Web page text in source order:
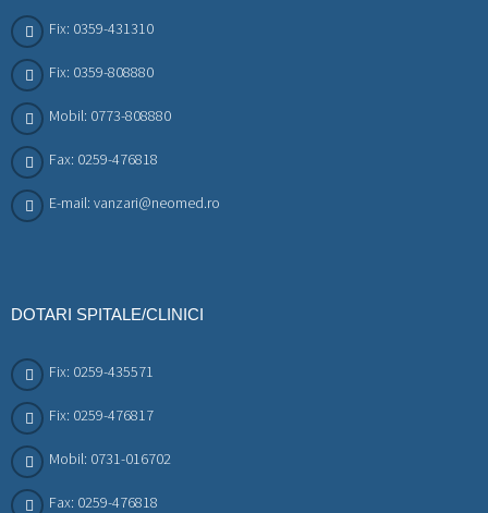
Fix: 0359-431310
Fix: 0359-808880
Mobil: 0773-808880
Fax: 0259-476818
E-mail: vanzari@neomed.ro
DOTARI SPITALE/CLINICI
Fix: 0259-435571
Fix: 0259-476817
Mobil: 0731-016702
Fax: 0259-476818